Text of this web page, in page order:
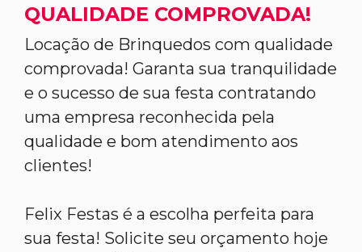
QUALIDADE COMPROVADA!
Locação de Brinquedos com qualidade
comprovada! Garanta sua tranquilidade
e o sucesso de sua festa contratando
uma empresa reconhecida pela
qualidade e bom atendimento aos
clientes!
Felix Festas é a escolha perfeita para
sua festa! Solicite seu orçamento hoje